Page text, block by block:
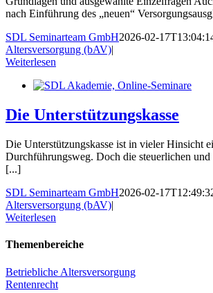
nach Einführung des „neuen“
SDL Seminarteam GmbH2026-02-
Altersversorgung (bAV)|
Weiterlesen
Die Unterstützungskasse
Die Unterstützungskasse ist in vieler Hinsicht
Durchführungsweg. Doch die steuerlichen und
[...]
SDL Seminarteam GmbH2026-02-
Altersversorgung (bAV)|
Weiterlesen
Themenbereiche
Betriebliche Altersversorgung
Rentenrecht